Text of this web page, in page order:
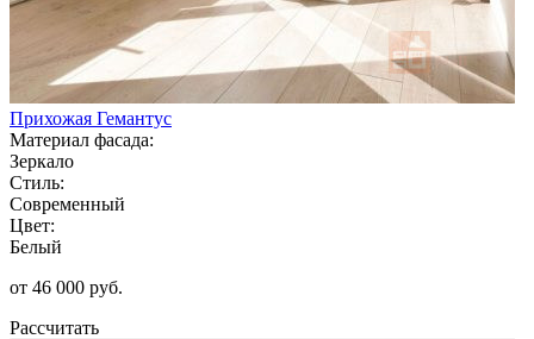
Прихожая Гемантус
Материал фасада:
Зеркало
Стиль:
Современный
Цвет:
Белый
от 46 000 руб.
Рассчитать